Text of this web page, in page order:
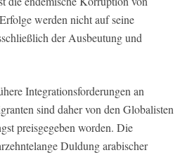
werden nicht auf seine
der Ausbeutung und
Integrationsforderungen an
sind daher von den Globalisten
preisgegeben worden. Die
Duldung arabischer